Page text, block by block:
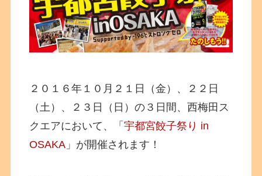
２０１６年１０月２１日（金）、２２日
（土）、２３日（日）の３日間、西梅田ス
クエアにおいて、「宇都宮餃子祭り in
OSAKA 」が開催されます！